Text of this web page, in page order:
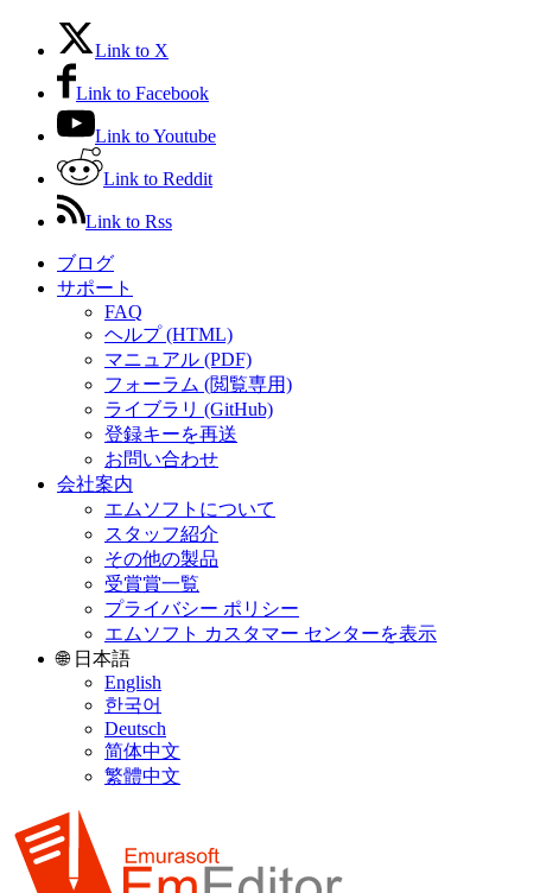
Link to X
Link to Facebook
Link to Youtube
Link to Reddit
Link to Rss
ブログ
サポート
FAQ
ヘルプ (HTML)
マニュアル (PDF)
フォーラム (閲覧専用)
ライブラリ (GitHub)
登録キーを再送
お問い合わせ
会社案内
エムソフトについて
スタッフ紹介
その他の製品
受賞賞一覧
プライバシー ポリシー
エムソフト カスタマー センターを表示
🌐 日本語
English
한국어
Deutsch
简体中文
繁體中文